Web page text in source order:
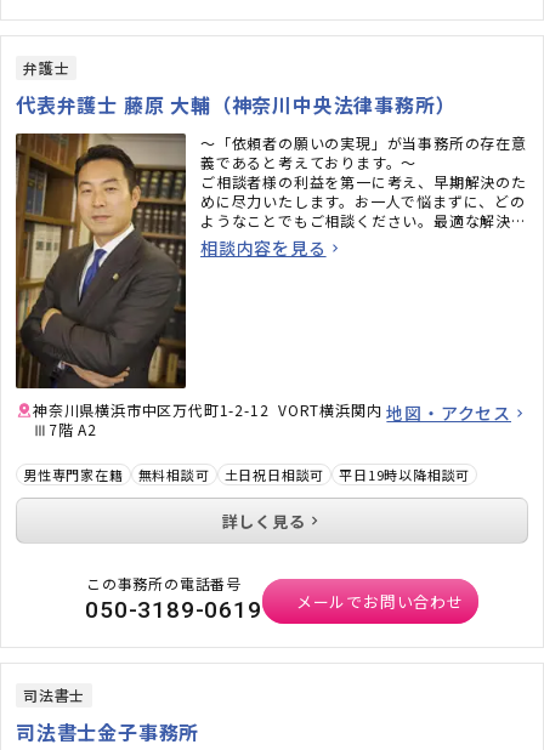
弁護士
代表弁護士 藤原 大輔（神奈川中央法律事務所）
～「依頼者の願いの実現」が当事務所の存在意
義であると考えております。～
ご相談者様の利益を第一に考え、早期解決のた
めに尽力いたします。お一人で悩まずに、どの
ようなことでもご相談ください。最適な解決に
向けて誠心誠意サポートいたします。
相談内容を見る
神奈川県横浜市中区万代町1-2-12 VORT横浜関内
Ⅲ7階 A2
地図・アクセス
男性専門家在籍 無料相談可 土日祝日相談可 平日19時以降相談可
詳しく見る
この事務所の電話番号
050-3189-0619 メールでお問い合わせ
司法書士
司法書士金子事務所